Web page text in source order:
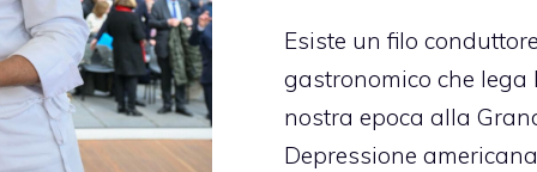
Esiste un filo
gastronomico che lega
nostra epoca alla
Depressione